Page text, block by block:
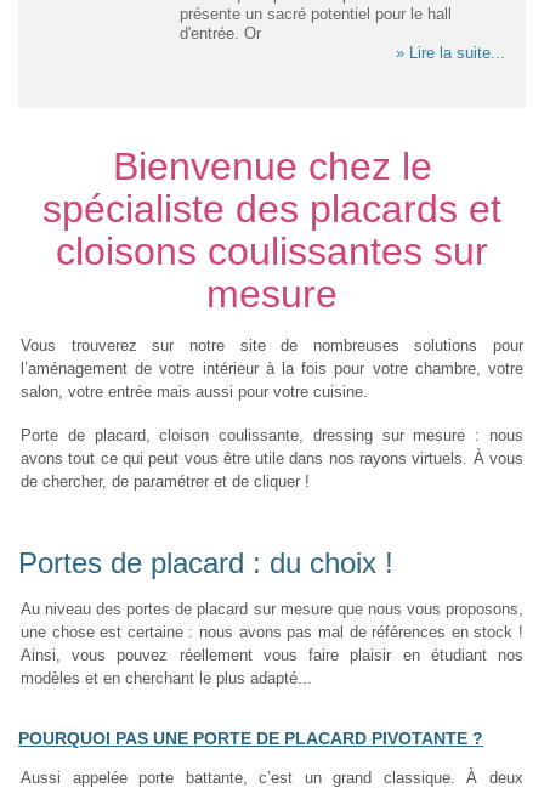
présente un sacré potentiel pour le hall
d'entrée. Or
» Lire la suite...
Bienvenue chez le
spécialiste des placards et
cloisons coulissantes sur
mesure
Vous trouverez sur notre site de nombreuses solutions pour
l’aménagement de votre intérieur à la fois pour votre chambre, votre
salon, votre entrée mais aussi pour votre cuisine.
Porte de placard, cloison coulissante, dressing sur mesure : nous
avons tout ce qui peut vous être utile dans nos rayons virtuels. À vous
de chercher, de paramétrer et de cliquer !
Portes de placard : du choix !
Au niveau des portes de placard sur mesure que nous vous proposons,
une chose est certaine : nous avons pas mal de références en stock !
Ainsi, vous pouvez réellement vous faire plaisir en étudiant nos
modèles et en cherchant le plus adapté...
POURQUOI PAS UNE PORTE DE PLACARD PIVOTANTE ?
Aussi appelée porte battante, c’est un grand classique. À deux